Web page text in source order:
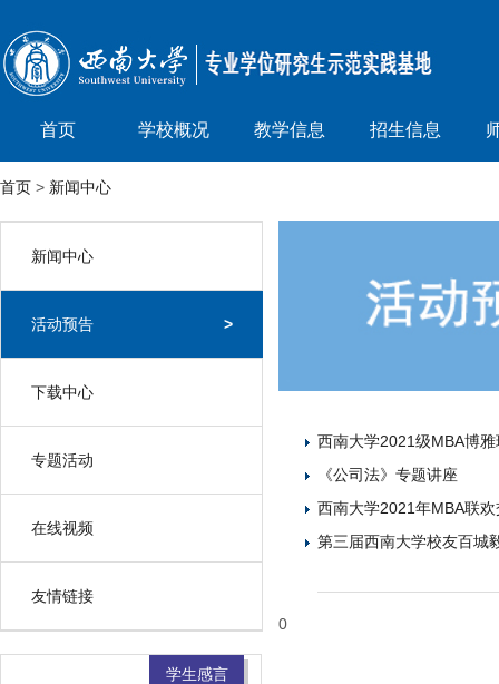
首页 学校概况 教学信息 招生信息
首页 > 新闻中心
新闻中心
活动预告 >
下载中心
专题活动
在线视频
友情链接
学生感言
西南大学2021级MBA博
《公司法》专题讲座
西南大学2021年MBA联
第三届西南大学校友百城
0